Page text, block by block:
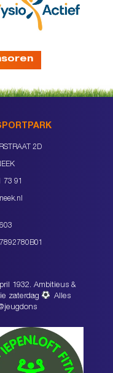
2D
73 91
1932. Ambitieus &
zaterdag
Alles